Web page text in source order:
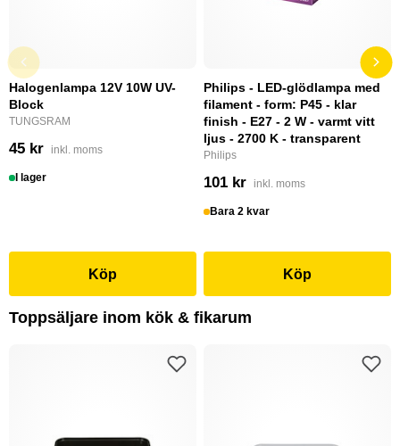
Halogenlampa 12V 10W UV-
Block
TUNGSRAM
45 kr inkl. moms
I lager
Köp
Philips - LED-glödlampa med
filament - form: P45 - klar
finish - E27 - 2 W - varmt vitt
ljus - 2700 K - transparent
Philips
101 kr inkl. moms
Bara 2 kvar
Köp
Toppsäljare inom kök & fikarum